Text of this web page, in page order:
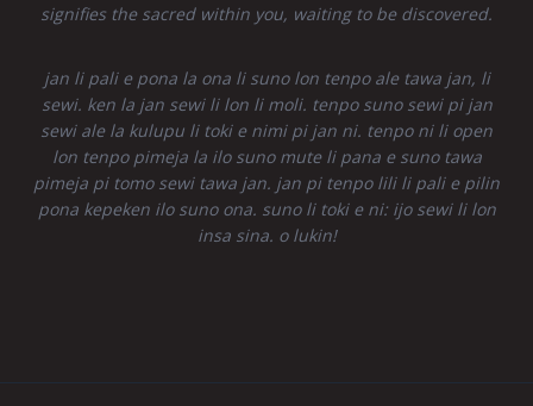
signifies the sacred within you, waiting to be discovered.
jan li pali e pona la ona li suno lon tenpo ale tawa jan, li
sewi. ken la jan sewi li lon li moli. tenpo suno sewi pi jan
sewi ale la kulupu li toki e nimi pi jan ni. tenpo ni li open
lon tenpo pimeja la ilo suno mute li pana e suno tawa
pimeja pi tomo sewi tawa jan. jan pi tenpo lili li pali e pilin
pona kepeken ilo suno ona. suno li toki e ni: ijo sewi li lon
insa sina. o lukin!